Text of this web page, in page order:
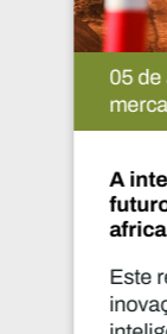
de 2026 |
artificial e o
mineira
destaca as
domínio da